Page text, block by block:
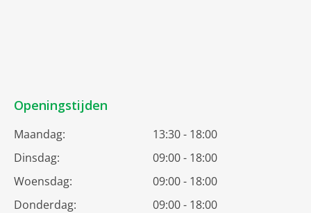
Openingstijden
Maandag:
13:30 - 18:00
Dinsdag:
09:00 - 18:00
Woensdag:
09:00 - 18:00
Donderdag:
09:00 - 18:00